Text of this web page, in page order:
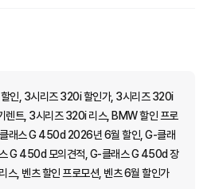
인, 3시리즈 320i 할인가, 3시리즈 320i
렌트, 3시리즈 320i 리스, BMW 할인 프로
래스 G 450d 2026년 6월 할인, G-클래
G 450d 모의견적, G-클래스 G 450d 장
, 벤츠 할인 프로모션, 벤츠 6월 할인가